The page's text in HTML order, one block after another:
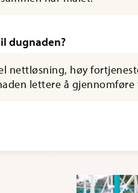
dugnaden?
nettløsning, høy
lettere å gjennomføre